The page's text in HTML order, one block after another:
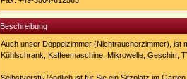
Beschreibung
Auch unser Doppelzimmer (Nichtraucherzimmer), ist
Kühlschrank, Kaffeemaschine, Mikrowelle, Geschirr,